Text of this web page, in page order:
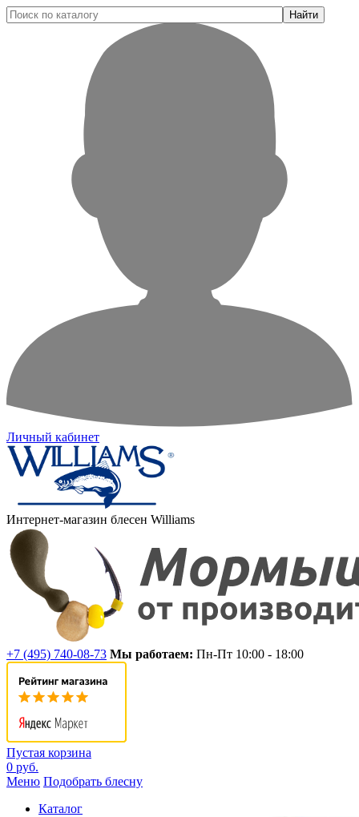
Найти
Личный кабинет
Интернет-магазин блесен Williams
+7 (495) 740-08-73 Мы работаем: Пн-Пт 10:00 - 18:00
Пустая корзина
0 руб.
Меню Подобрать блесну
Каталог